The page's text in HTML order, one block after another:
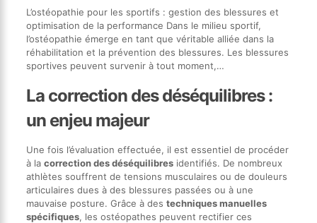
L’ostéopathie pour les sportifs : gestion des blessures et
optimisation de la performance Dans le milieu sportif,
l’ostéopathie émerge en tant que véritable alliée dans la
réhabilitation et la prévention des blessures. Les blessures
sportives peuvent survenir à tout moment,…
La correction des déséquilibres :
un enjeu majeur
Une fois l’évaluation effectuée, il est essentiel de procéder
à la correction des déséquilibresidentifiés. De nombreux
athlètes souffrent de tensions musculaires ou de douleurs
articulaires dues à des blessures passées ou à une
mauvaise posture. Grâce à des techniques manuelles
spécifiques, les ostéopathes peuvent rectifier ces